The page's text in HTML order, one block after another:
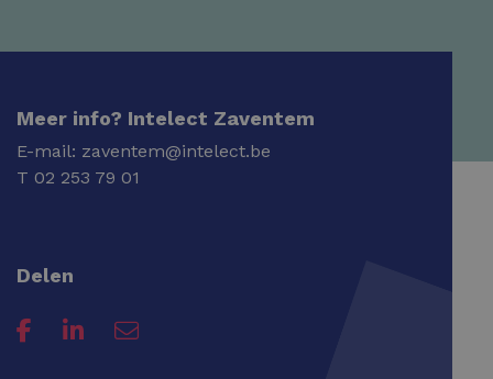
Meer info? Intelect Zaventem
E-mail: zaventem@intelect.be
T 02 253 79 01
Delen